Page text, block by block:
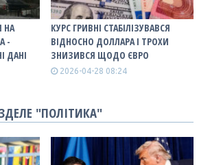
НА
-
ДАНІ
КУРС ГРИВНІ СТАБІЛІЗУВАВСЯ
ВІДНОСНО ДОЛЛАРА І ТРОХИ
ЗНИЗИВСЯ ЩОДО ЄВРО
2026-04-28 08:24
"ПОЛІТИКА"